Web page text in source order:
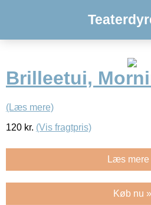
Brilleetui,
(Læs mere)
120 kr. (Vis fragtpris)
Læs mere
Køb nu »